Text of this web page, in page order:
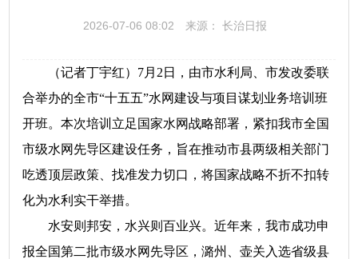
2026-07-06 08:02 来源： 长治日报
（记者丁宇红）7月2日，由市水利局、市发改委联
合举办的全市“十五五”水网建设与项目谋划业务培训班
开班。本次培训立足国家水网战略部署，紧扣我市全国
市级水网先导区建设任务，旨在推动市县两级相关部门
吃透顶层政策、找准发力切口，将国家战略不折不扣转
化为水利实干举措。
水安则邦安，水兴则百业兴。近年来，我市成功申
报全国第二批市级水网先导区，潞州、壶关入选省级县